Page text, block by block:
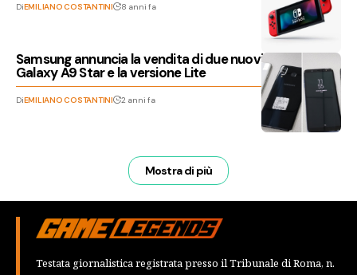
DiEMILIANO COSTANTINI 8 anni fa
Samsung annuncia la vendita di due nuovi modelli:
Galaxy A9 Star e la versione Lite
DiEMILIANO COSTANTINI 2 anni fa
Mostra di più
Testata giornalistica registrata presso il Tribunale di Roma, n.